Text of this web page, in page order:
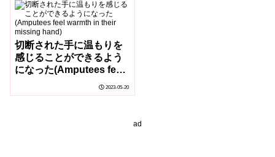
切断された手に温もりを
感じることができるよう
になった(Amputees feel
hand)
2023-05-20
ad